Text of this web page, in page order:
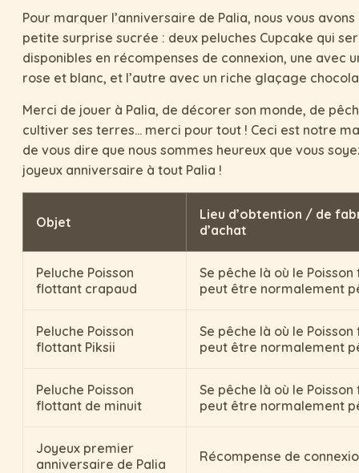
Pour marquer l’anniversaire de Palia, nous vous
petite surprise sucrée : deux peluches Cupcake qui
disponibles en récompenses de connexion, une avec
rose et blanc, et l’autre avec un riche glaçage
Merci de jouer à Palia, de décorer son monde, de
cultiver ses terres… merci pour tout ! Ceci est notre
de vous dire que nous sommes heureux que vous
joyeux anniversaire à tout Palia !
Objet
Lieu d’obtention / de
d’achat
Peluche Poisson
flottant crapaud
Se pêche là où le
peut être normalement
Peluche Poisson
flottant Piksii
Se pêche là où le
peut être normalement
Peluche Poisson
flottant de minuit
Se pêche là où le
peut être normalement
Joyeux premier
anniversaire de Palia
Récompense de